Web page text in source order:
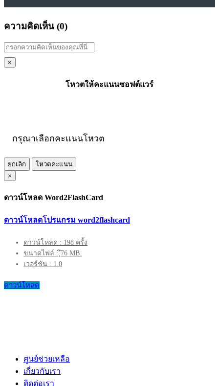
ความคิดเห็น (0)
×
โหวตให้คะแนนซอฟต์แวร์
กรุณาเลือกคะแนนโหวต
ยกเลิก
โหวตคะแนน
×
ดาวน์โหลด Word2FlashCard
ดาวน์โหลดโปรแกรม word2flashcard
ดาวน์โหลด : 198 ครั้ง
ขนาดไฟล์ : ึุ76 MB.
เวอร์ชัน : 1.0
ดาวน์โหลด
ศูนย์ช่วยเหลือ
เกี่ยวกับเรา
ติดต่อเรา